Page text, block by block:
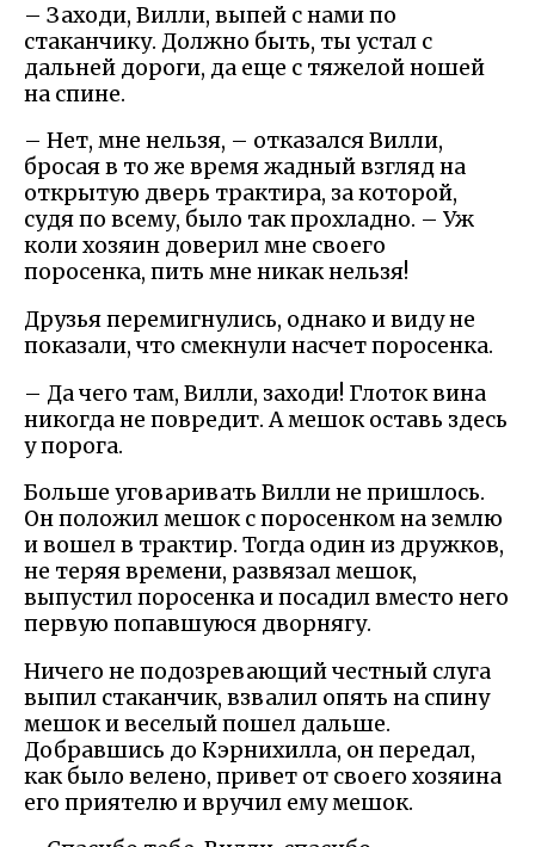
– Заходи, Вилли, выпей с нами по
стаканчику. Должно быть, ты устал с
дальней дороги, да еще с тяжелой ношей
на спине.
– Нет, мне нельзя, – отказался Вилли,
бросая в то же время жадный взгляд на
открытую дверь трактира, за которой,
судя по всему, было так прохладно. – Уж
коли хозяин доверил мне своего
поросенка, пить мне никак нельзя!
Друзья перемигнулись, однако и виду не
показали, что смекнули насчет поросенка.
– Да чего там, Вилли, заходи! Глоток вина
никогда не повредит. А мешок оставь здесь
у порога.
Больше уговаривать Вилли не пришлось.
Он положил мешок с поросенком на землю
и вошел в трактир. Тогда один из дружков,
не теряя времени, развязал мешок,
выпустил поросенка и посадил вместо него
первую попавшуюся дворнягу.
Ничего не подозревающий честный слуга
выпил стаканчик, взвалил опять на спину
мешок и веселый пошел дальше.
Добравшись до Кэрнихилла, он передал,
как было велено, привет от своего хозяина
его приятелю и вручил ему мешок.